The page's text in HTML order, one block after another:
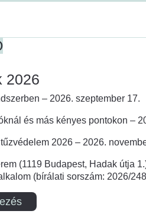
2026
– 2026. szeptember 17.
és más kényes pontokon –
2026 – 2026.
(1119 Budapest, Hadak útja
(bírálati sorszám: 2026/